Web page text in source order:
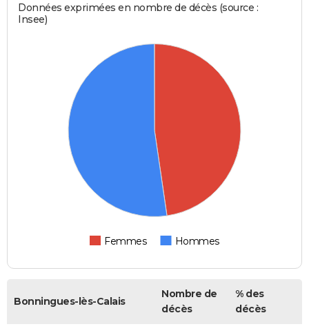
Données exprimées en nombre de décès (source :
Insee)
Femmes Hommes
Bonningues-lès-Calais
Nombre de
décès
% des
décès